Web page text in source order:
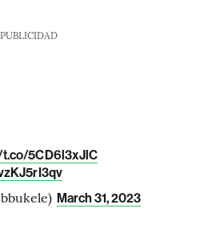
PUBLICIDAD
5CD6l3xJlC
March 31, 2023